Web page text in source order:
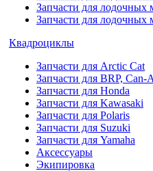
Запчасти для лодочных
Запчасти для лодочных
Квадроциклы
Запчасти для Arctic Cat
Запчасти для BRP, Can-
Запчасти для Honda
Запчасти для Kawasaki
Запчасти для Polaris
Запчасти для Suzuki
Запчасти для Yamaha
Аксессуары
Экипировка